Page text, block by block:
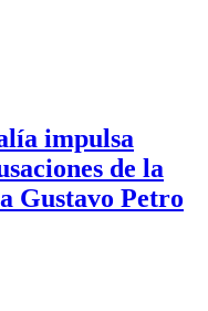
impulsa
de la
Gustavo Petro